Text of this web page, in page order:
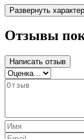
Развернуть
Отзывы
Написать отзыв